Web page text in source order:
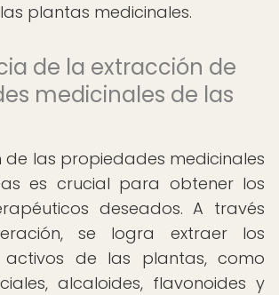
plantas medicinales.
de la extracción de
medicinales de las
de las propiedades medicinales
es crucial para obtener los
deseados. A través
se logra extraer los
activos de las plantas, como
alcaloides, flavonoides y